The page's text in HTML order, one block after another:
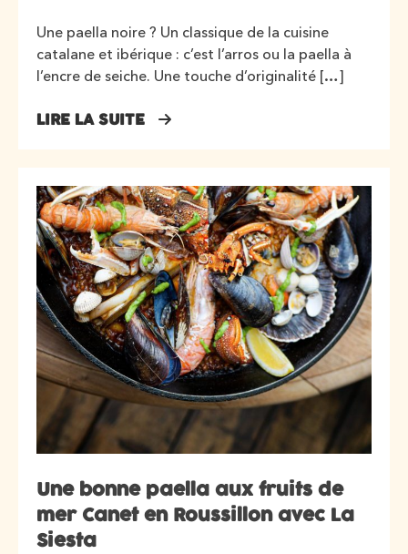
Une paella noire ? Un classique de la cuisine
catalane et ibérique : c’est l’arros ou la paella à
l’encre de seiche. Une touche d’originalité […]
LIRE LA SUITE
Une bonne paella aux fruits de
mer Canet en Roussillon avec La
Siesta